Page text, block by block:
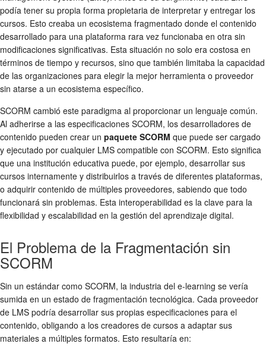
podía tener su propia forma propietaria de interpretar y entregar los
cursos. Esto creaba un ecosistema fragmentado donde el contenido
desarrollado para una plataforma rara vez funcionaba en otra sin
modificaciones significativas. Esta situación no solo era costosa en
términos de tiempo y recursos, sino que también limitaba la capacidad
de las organizaciones para elegir la mejor herramienta o proveedor
sin atarse a un ecosistema específico.
SCORM cambió este paradigma al proporcionar un lenguaje común.
Al adherirse a las especificaciones SCORM, los desarrolladores de
contenido pueden crear un paquete SCORM que puede ser cargado
y ejecutado por cualquier LMS compatible con SCORM. Esto significa
que una institución educativa puede, por ejemplo, desarrollar sus
cursos internamente y distribuirlos a través de diferentes plataformas,
o adquirir contenido de múltiples proveedores, sabiendo que todo
funcionará sin problemas. Esta interoperabilidad es la clave para la
flexibilidad y escalabilidad en la gestión del aprendizaje digital.
El Problema de la Fragmentación sin
SCORM
Sin un estándar como SCORM, la industria del e-learning se vería
sumida en un estado de fragmentación tecnológica. Cada proveedor
de LMS podría desarrollar sus propias especificaciones para el
contenido, obligando a los creadores de cursos a adaptar sus
materiales a múltiples formatos. Esto resultaría en: